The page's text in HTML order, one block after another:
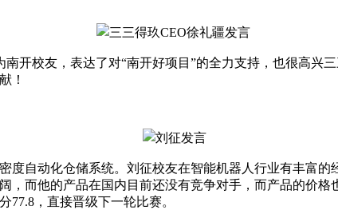
校友，表达了对“南开好项目”的全力支持，也很高兴
！
自动化仓储系统。刘征校友在智能机器人行业有丰富
，而他的产品在国内目前还没有竞争对手，而产品的价
77.8，直接晋级下一轮比赛。